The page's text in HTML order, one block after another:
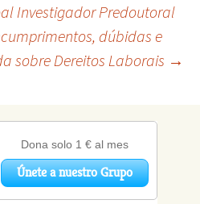
Investigador Predoutoral
dúbidas e
sobre Dereitos Laborais →